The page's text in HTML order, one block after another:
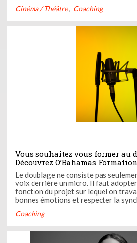
formation gratuite en ligne.
Cinéma / Théâtre Coaching
Vous souhaitez vous former au
Découvrez O’Bahamas
parisienne de référence pour
perfectionner au doublage
Le doublage ne consiste pas
voix derrière un micro. Il faut
fonction du projet sur lequel on
bonnes émotions et respecter la
de l’école de doublage O’Bahamas
Coaching